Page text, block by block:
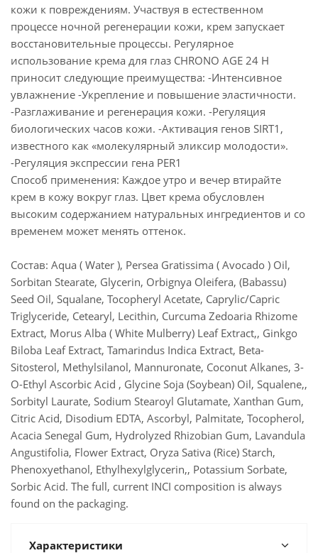
кожи к повреждениям. Участвуя в естественном
процессе ночной регенерации кожи, крем запускает
восстановительные процессы. Регулярное
использование крема для глаз CHRONO AGE 24 H
приносит следующие преимущества: -Интенсивное
увлажнение -Укрепление и повышение эластичности.
-Разглаживание и регенерация кожи. -Регуляция
биологических часов кожи. -Активация генов SIRT1,
известного как «молекулярный эликсир молодости».
-Регуляция экспрессии гена PER1
Способ применения: Каждое утро и вечер втирайте
крем в кожу вокруг глаз. Цвет крема обусловлен
высоким содержанием натуральных ингредиентов и со
временем может менять оттенок.
Состав: Aqua ( Water ), Persea Gratissima ( Avocado ) Oil,
Sorbitan Stearate, Glycerin, Orbignya Oleifera, (Babassu)
Seed Oil, Squalane, Tocopheryl Acetate, Caprylic/Capric
Triglyceride, Cetearyl, Lecithin, Curcuma Zedoaria Rhizome
Extract, Morus Alba ( White Mulberry) Leaf Extract,, Ginkgo
Biloba Leaf Extract, Tamarindus Indica Extract, Beta-
Sitosterol, Methylsilanol, Mannuronate, Coconut Alkanes, 3-
O-Ethyl Ascorbic Acid , Glycine Soja (Soybean) Oil, Squalene,,
Sorbityl Laurate, Sodium Stearoyl Glutamate, Xanthan Gum,
Citric Acid, Disodium EDTA, Ascorbyl, Palmitate, Tocopherol,
Acacia Senegal Gum, Hydrolyzed Rhizobian Gum, Lavandula
Angustifolia, Flower Extract, Oryza Sativa (Rice) Starch,
Phenoxyethanol, Ethylhexylglycerin,, Potassium Sorbate,
Sorbic Acid. The full, current INCI composition is always
found on the packaging.
Характеристики